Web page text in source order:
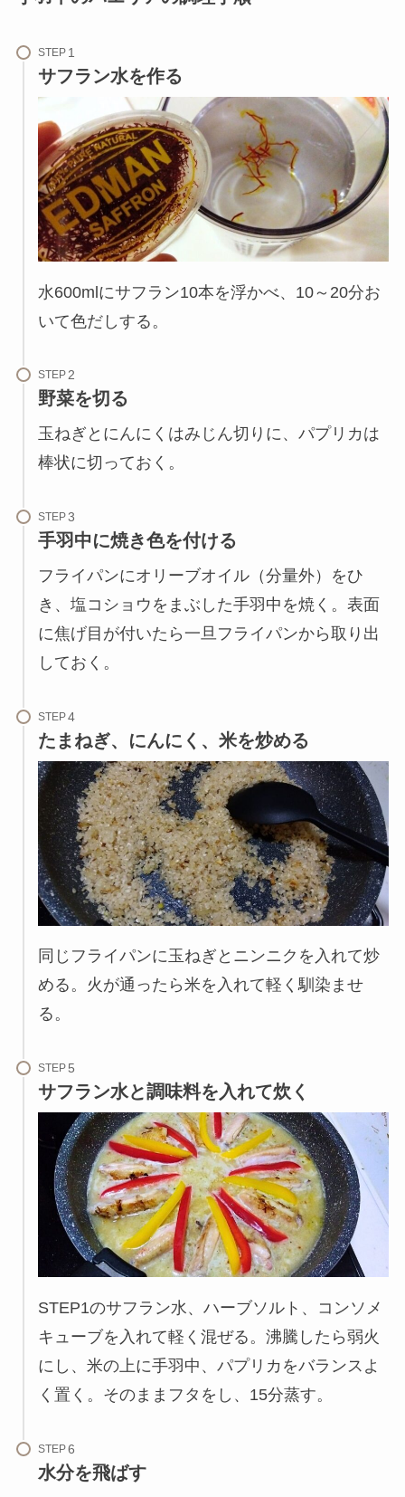
STEP
サフラン水を作る
水600mlにサフラン10本を浮かべ、10～20分お
いて色だしする。
STEP
野菜を切る
玉ねぎとにんにくはみじん切りに、パプリカは
棒状に切っておく。
STEP
手羽中に焼き色を付ける
フライパンにオリーブオイル（分量外）をひ
き、塩コショウをまぶした手羽中を焼く。表面
に焦げ目が付いたら一旦フライパンから取り出
しておく。
STEP
たまねぎ、にんにく、米を炒める
同じフライパンに玉ねぎとニンニクを入れて炒
める。火が通ったら米を入れて軽く馴染ませ
る。
STEP
サフラン水と調味料を入れて炊く
STEP1のサフラン水、ハーブソルト、コンソメ
キューブを入れて軽く混ぜる。沸騰したら弱火
にし、米の上に手羽中、パプリカをバランスよ
く置く。そのままフタをし、15分蒸す。
STEP
水分を飛ばす